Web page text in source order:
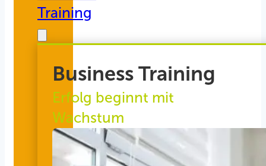
Training
Business Training
Erfolg beginnt mit
Wachstum